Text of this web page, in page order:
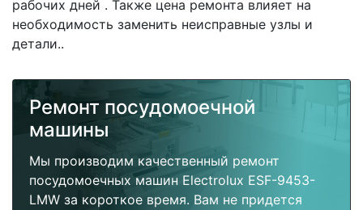
рабочих дней . Также цена ремонта влияет на
необходимость заменить неисправные узлы и
детали..
Ремонт посудомоечной
машины
Мы производим качественный ремонт
посудомоечных машин Electrolux ESF-9453-
LMW за короткое время. Вам не придется